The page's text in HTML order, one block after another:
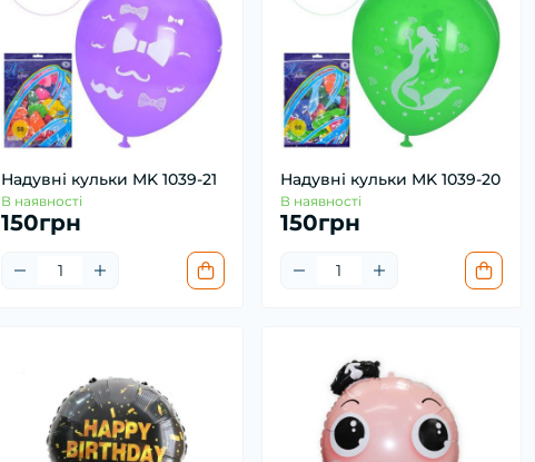
Надувні кульки MK 1039-21
В наявності
150грн
Надувні кульки MK 1039-20
В наявності
150грн